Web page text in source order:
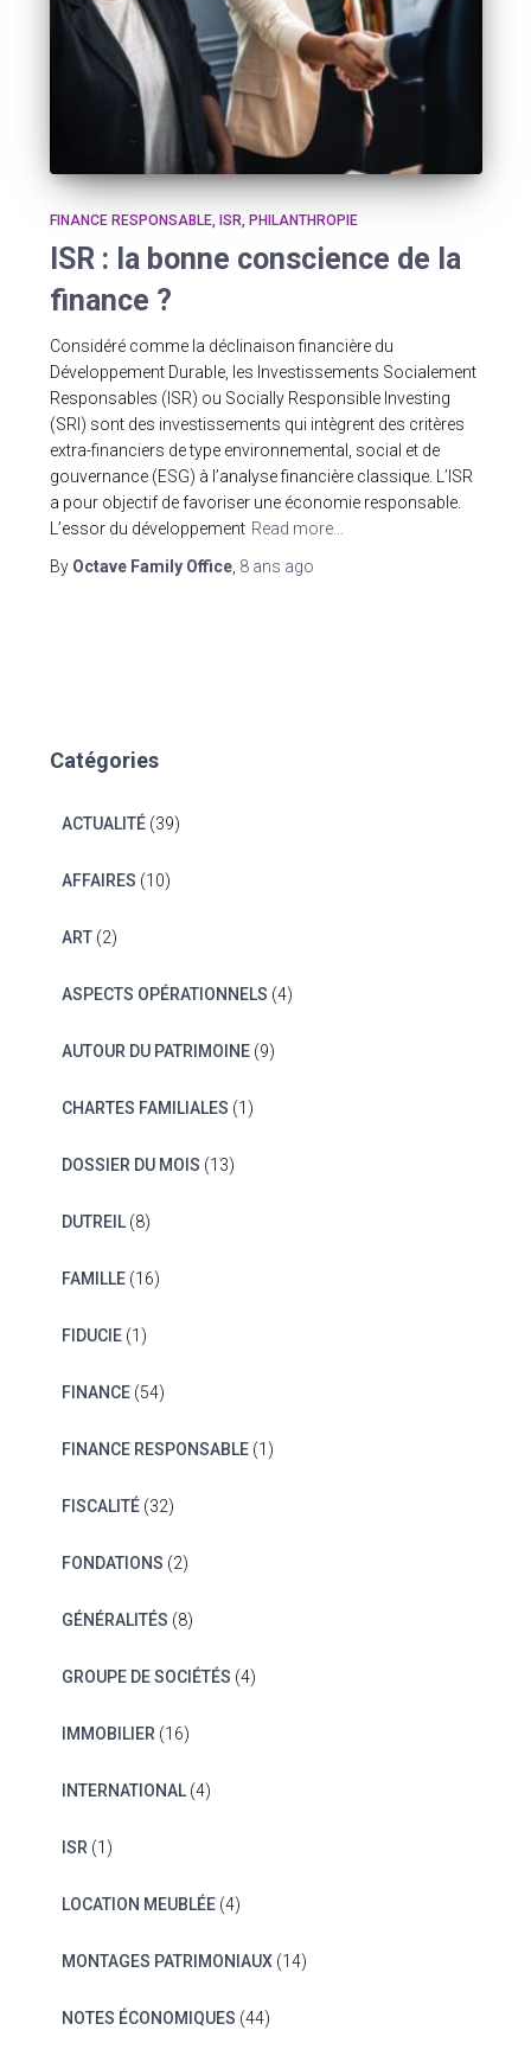
FINANCE RESPONSABLE ISR PHILANTHROPIE
ISR : la bonne conscience de la
finance ?
Considéré comme la déclinaison financière du
Développement Durable, les Investissements Socialement
Responsables (ISR) ou Socially Responsible Investing
(SRI) sont des investissements qui intègrent des critères
extra-financiers de type environnemental, social et de
gouvernance (ESG) à l’analyse financière classique. L’ISR
a pour objectif de favoriser une économie responsable.
L’essor du développement Read more…
By Octave Family Office, 8 ans ago
Catégories
ACTUALITÉ(39)
AFFAIRES (10)
ART(2)
ASPECTS OPÉRATIONNELS (4)
AUTOUR DU PATRIMOINE(9)
CHARTES FAMILIALES (1)
DOSSIER DU MOIS (13)
DUTREIL(8)
FAMILLE(16)
FIDUCIE(1)
FINANCE(54)
FINANCE RESPONSABLE(1)
FISCALITÉ(32)
FONDATIONS (2)
GÉNÉRALITÉS (8)
GROUPE DE SOCIÉTÉS (4)
IMMOBILIER (16)
INTERNATIONAL(4)
ISR (1)
LOCATION MEUBLÉE(4)
MONTAGES PATRIMONIAUX(14)
NOTES ÉCONOMIQUES (44)